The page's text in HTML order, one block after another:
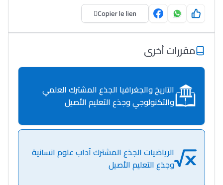
Copier le lien
مقررات أخرى
التاريخ والجغرافيا الجذع المشترك العلمي
والتكنولوجي وجذع التعليم الأصيل
الرياضيات الجذع المشترك آداب علوم انسانية
وجذع التعليم الأصيل